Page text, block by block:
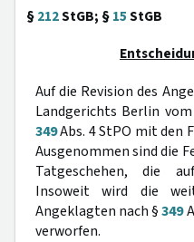
§212StGB; §15StGB
Auf die Revision des
Landgerichts Berlin
349Abs. 4 StPO mit den
Ausgenommen sind die
Tatgeschehen, die
Insoweit wird die
Angeklagten nach §349
verworfen.